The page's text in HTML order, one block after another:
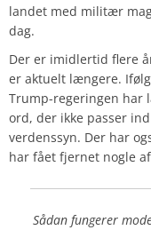
landet med militær
dag.
Der er imidlertid flere
er aktuelt længere.
Trump-regeringen har
ord, der ikke passer
verdenssyn. Der har
har fået fjernet nogle
Sådan fungerer